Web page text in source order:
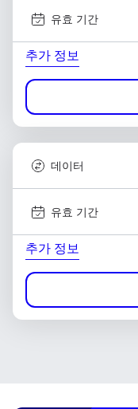
유효 기간
추가 정보
데이터
유효 기간
추가 정보